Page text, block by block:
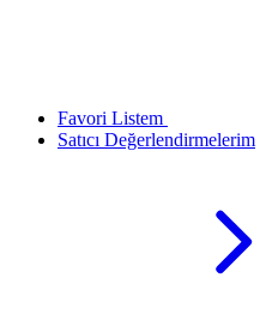
Favori Listem
Satıcı Değerlendirmelerim